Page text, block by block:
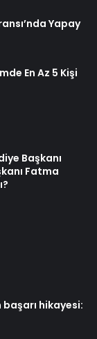
Yapay
En Az 5 Kişi
Başkanı
Fatma
başarı hikayesi: